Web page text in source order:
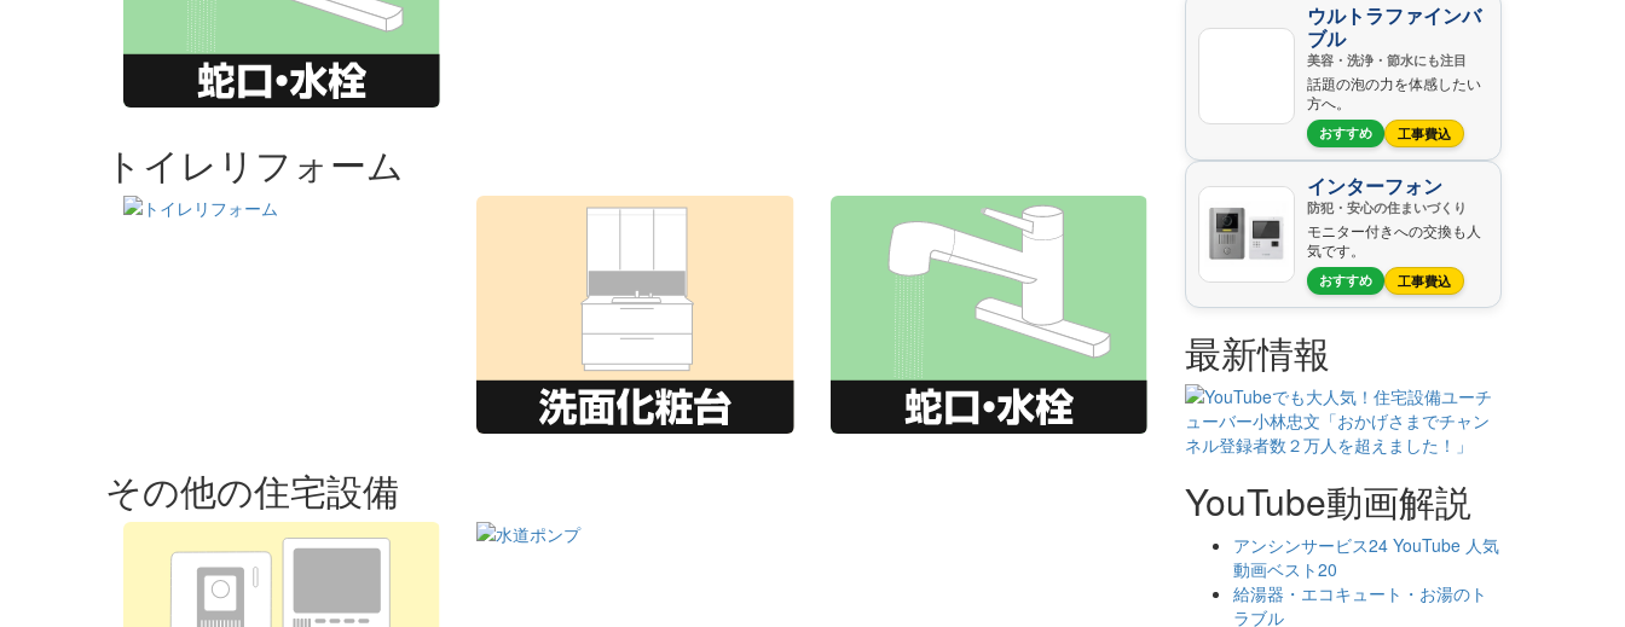
トイレリフォーム
その他の住宅設備
ウルトラファインバ
ブル
美容・洗浄・節水にも注目
話題の泡の力を体感したい
方へ。
おすすめ 工事費込
インターフォン
防犯・安心の住まいづくり
モニター付きへの交換も人
気です。
おすすめ 工事費込
最新情報
YouTube動画解説
アンシンサービス24 YouTube 人気
動画ベスト20
給湯器・エコキュート・お湯のト
ラブル